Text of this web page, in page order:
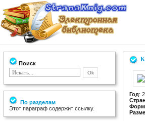
Поиск
По разделам
Этот параграф содержит ссылку.
Год: